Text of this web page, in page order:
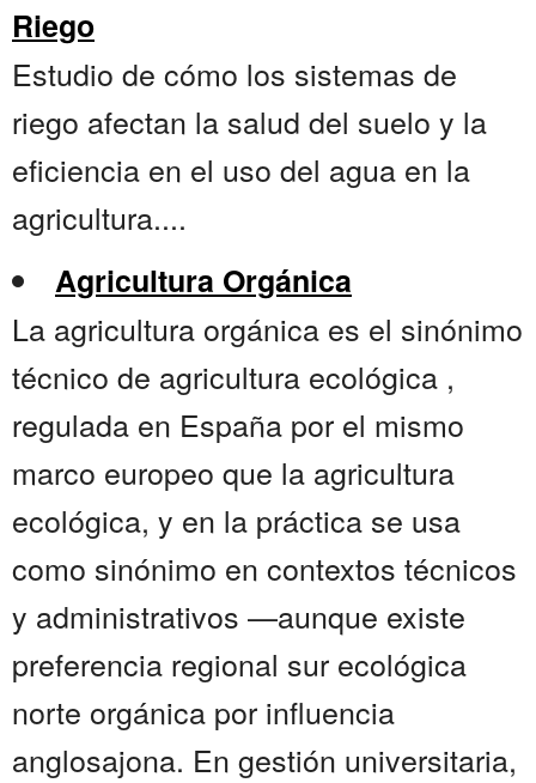
Riego
Estudio de cómo los sistemas de
riego afectan la salud del suelo y la
eficiencia en el uso del agua en la
agricultura....
Agricultura Orgánica
La agricultura orgánica es el sinónimo
técnico de agricultura ecológica ,
regulada en España por el mismo
marco europeo que la agricultura
ecológica, y en la práctica se usa
como sinónimo en contextos técnicos
y administrativos —aunque existe
preferencia regional sur ecológica
norte orgánica por influencia
anglosajona. En gestión universitaria,